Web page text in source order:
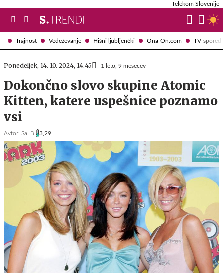
Trajnost Vedeževanje Hišni ljubljenčki Ona-On.com TV-spored
Telekom Slovenije
Ponedeljek, 14. 10. 2024, 14.45 1 leto, 9 mesecev
Dokončno slovo skupine Atomic
Kitten, katere uspešnice poznamo
vsi
Avtor: Sa. B. 3,29